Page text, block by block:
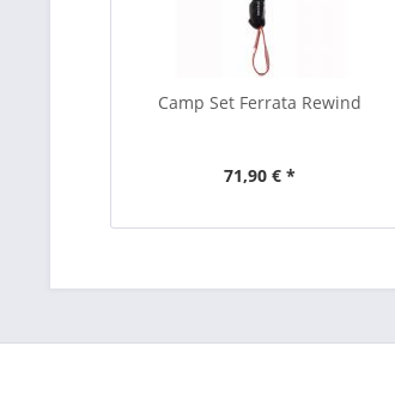
Camp Set Ferrata Rewind
71,90 € *